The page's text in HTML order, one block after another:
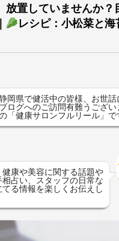
放置していませんか？
レシピ：小松菜と
岡県で健活中の皆様、お世話
ブログへのご訪問有難うござ
「健康サロンフルリール」で
康や美容に関する話題や
占い、スタッフの日常な
る情報を楽しくお伝えし